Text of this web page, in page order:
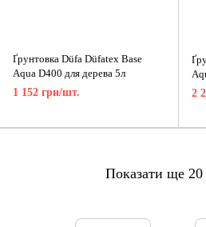
Ґрунтовка Düfa Düfatex Base
Aqua D400 для дерева 5л
1 152 грн/шт.
2
Показати ще 20